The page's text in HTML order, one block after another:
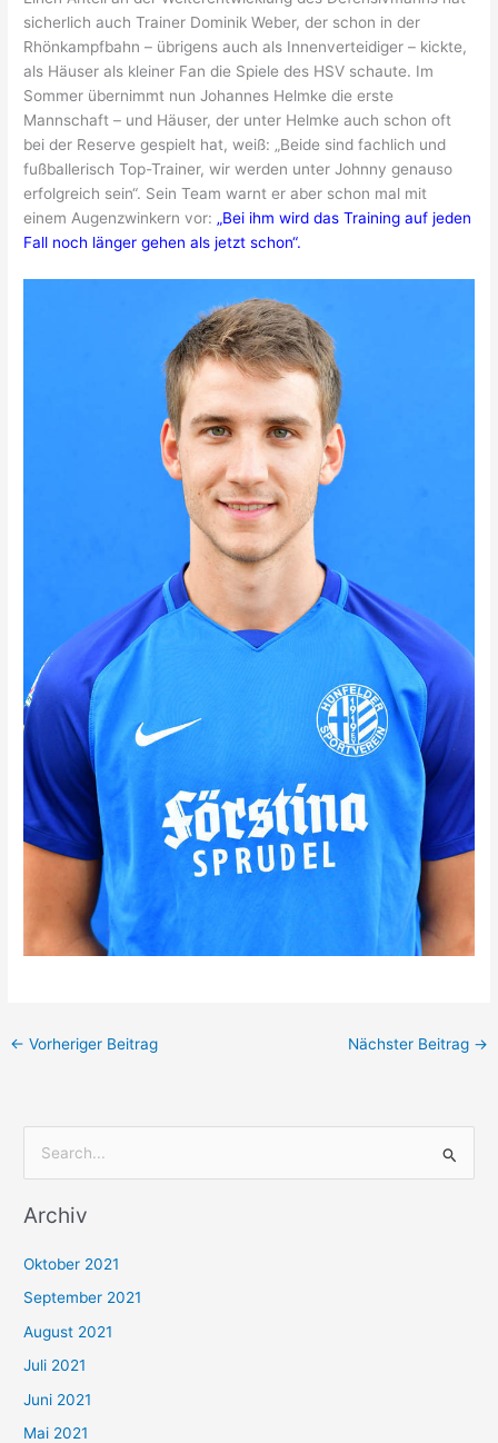
sicherlich auch Trainer Dominik Weber, der schon in der
Rhönkampfbahn – übrigens auch als Innenverteidiger – kickte,
als Häuser als kleiner Fan die Spiele des HSV schaute. Im
Sommer übernimmt nun Johannes Helmke die erste
Mannschaft – und Häuser, der unter Helmke auch schon oft
bei der Reserve gespielt hat, weiß: „Beide sind fachlich und
fußballerisch Top-Trainer, wir werden unter Johnny genauso
erfolgreich sein“. Sein Team warnt er aber schon mal mit
einem Augenzwinkern vor: „Bei ihm wird das Training auf jeden
Fall noch länger gehen als jetzt schon“.
← Vorheriger Beitrag Nächster Beitrag →
c
n
n
a
c
h
Archiv
Oktober 2021
September 2021
August 2021
Juli 2021
Juni 2021
Mai 2021